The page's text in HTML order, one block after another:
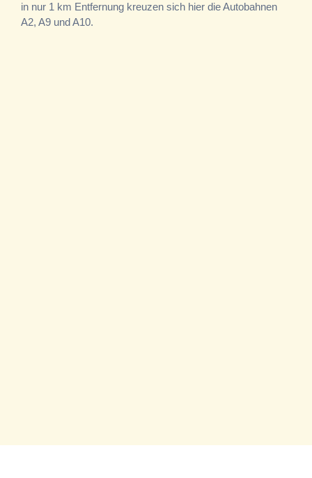
in nur 1 km Entfernung kreuzen sich hier die Autobahnen
A2, A9 und A10.